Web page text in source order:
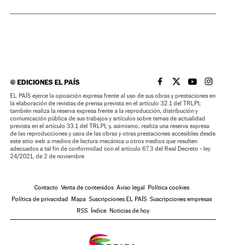
©EDICIONES EL PAÍS EL PAÍS BRASIL EN
EL PAÍSEL PAÍS
EL
EL PAÍS ejerce la oposición expresa frente al uso de sus obras y prestaciones en
la elaboración de revistas de prensa prevista en el artículo 32.1 del TRLPI;
también realiza la reserva expresa frente a la reproducción, distribución y
comunicación pública de sus trabajos y artículos sobre temas de actualidad
prevista en el artículo 33.1 del TRLPI; y, asimismo, realiza una reserva expresa
de las reproducciones y usos de las obras y otras prestaciones accesibles desde
este sitio web a medios de lectura mecánica u otros medios que resulten
adecuados a tal fin de conformidad con el artículo 67.3 del Real Decreto - ley
24/2021, de 2 de noviembre
Contacto Venta de contenidos Aviso legal
Política cookies
Política de privacidad
Mapa Suscripciones EL PAÍS Suscripciones empresas
RSS
Índice Noticias de hoy